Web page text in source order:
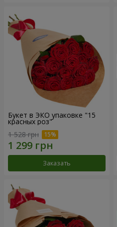
Букет в ЭКО упаковке "15
красных роз"
1 528 грн
Заказать